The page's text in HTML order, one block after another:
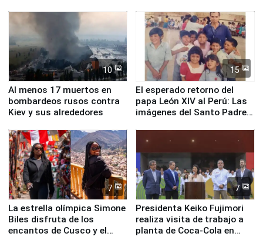
Fenómeno El Niño
de Chile
10
Al menos 17 muertos en
bombardeos rusos contra
Kiev y sus alrededores
15
El esperado retorno del
papa León XIV al Perú: Las
imágenes del Santo Padre
7
La estrella olímpica Simone
Biles disfruta de los
encantos de Cusco y el
7
Presidenta Keiko Fujimori
realiza visita de trabajo a
planta de Coca-Cola en